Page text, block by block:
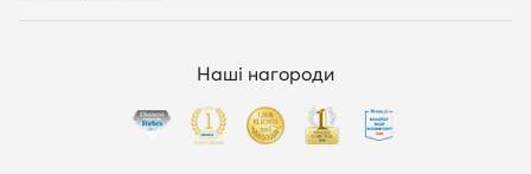
Наші нагороди